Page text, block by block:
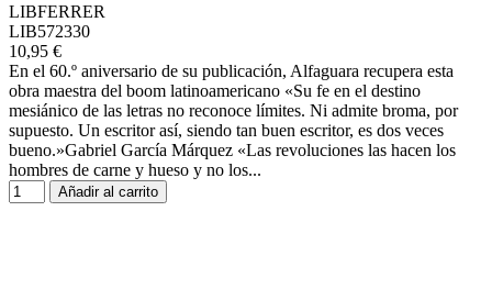
LIBFERRER
LIB572330
10,95 €
En el 60.º aniversario de su publicación, Alfaguara recupera esta
obra maestra del boom latinoamericano «Su fe en el destino
mesiánico de las letras no reconoce límites. Ni admite broma, por
supuesto. Un escritor así, siendo tan buen escritor, es dos veces
bueno.»Gabriel García Márquez «Las revoluciones las hacen los
hombres de carne y hueso y no los...
Añadir al carrito